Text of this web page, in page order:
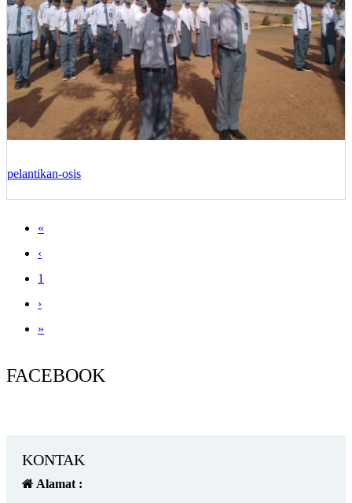
pelantikan-osis
«
‹
1
›
»
FACEBOOK
KONTAK
Alamat :